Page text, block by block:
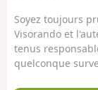
Soyez toujours
Visorando et
tenus
quelconque